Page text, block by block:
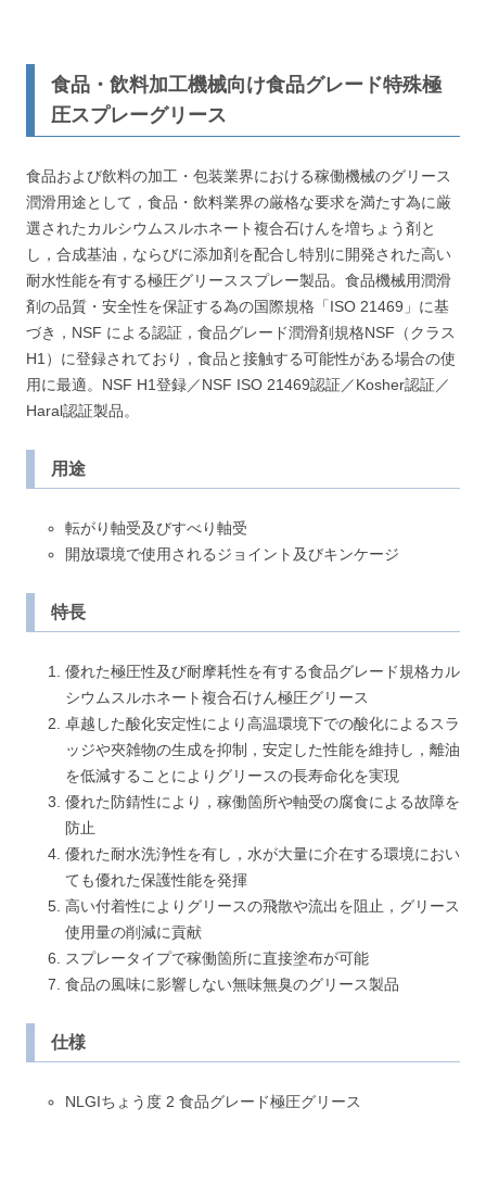
食品・飲料加工機械向け食品グレード特殊極
圧スプレーグリース
食品および飲料の加工・包装業界における稼働機械のグリース
潤滑用途として，食品・飲料業界の厳格な要求を満たす為に厳
選されたカルシウムスルホネート複合石けんを増ちょう剤と
し，合成基油，ならびに添加剤を配合し特別に開発された高い
耐水性能を有する極圧グリーススプレー製品。食品機械用潤滑
剤の品質・安全性を保証する為の国際規格「ISO 21469」に基
づき，NSF による認証，食品グレード潤滑剤規格NSF（クラス
H1）に登録されており，食品と接触する可能性がある場合の使
用に最適。NSF H1登録／NSF ISO 21469認証／Kosher認証／
Haral認証製品。
用途
転がり軸受及びすべり軸受
開放環境で使用されるジョイント及びキンケージ
特長
優れた極圧性及び耐摩耗性を有する食品グレード規格カル
シウムスルホネート複合石けん極圧グリース
卓越した酸化安定性により高温環境下での酸化によるスラ
ッジや夾雑物の生成を抑制，安定した性能を維持し，離油
を低減することによりグリースの長寿命化を実現
優れた防錆性により，稼働箇所や軸受の腐食による故障を
防止
優れた耐水洗浄性を有し，水が大量に介在する環境におい
ても優れた保護性能を発揮
高い付着性によりグリースの飛散や流出を阻止，グリース
使用量の削減に貢献
スプレータイプで稼働箇所に直接塗布が可能
食品の風味に影響しない無味無臭のグリース製品
仕様
NLGIちょう度 2 食品グレード極圧グリース